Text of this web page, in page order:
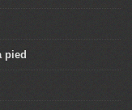
pied